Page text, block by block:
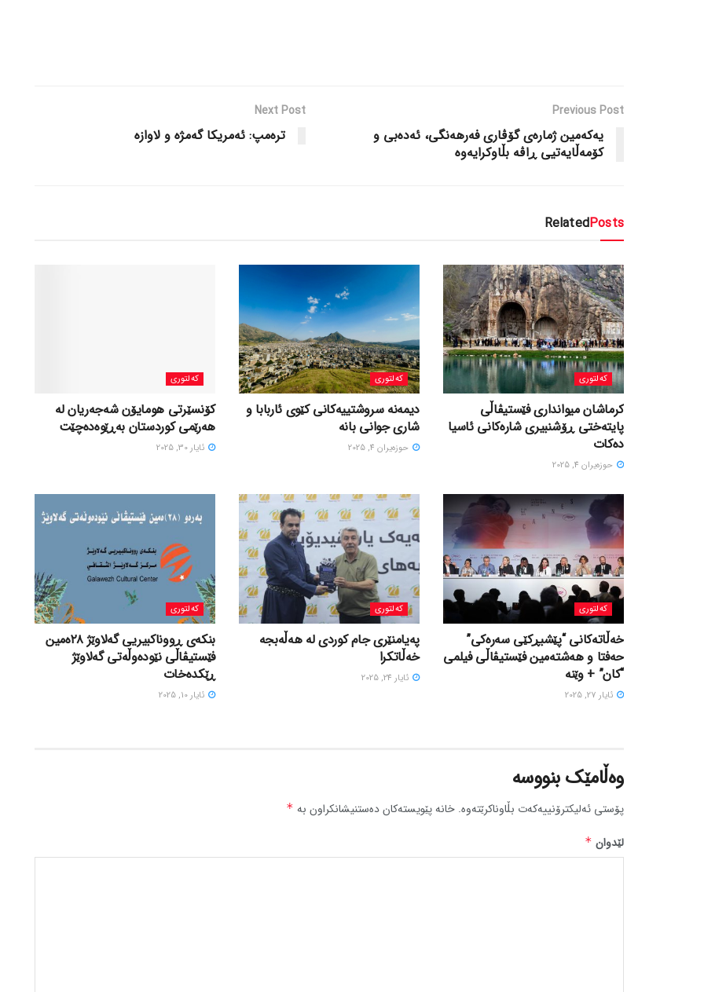
Previous Post
یەکەمین ژمارەی گۆڤاری فەرهەنگی، ئەدەبی و
کۆمەڵایەتیی ڕاڤە بڵاوکرایەوە
Next Post
ترەمپ: ئەمریکا گەمژە و لاوازە
RelatedPosts
کەلتوری
کرماشان میوانداری فێستیڤاڵی
پایتەختی ڕۆشنبیری شارەکانی ئاسیا
دەکات
حوزه‌یران 4, 2025
کەلتوری
‎دیمەنە سروشتییەكانی كێوی ئاربابا و
شاری جوانی بانە
حوزه‌یران 4, 2025
کەلتوری
کۆنسێرتی هومایۆن شەجەریان لە
هەرێمی کوردستان بەڕێوەدەچێت
ئایار 30, 2025
کەلتوری
خه‌ڵاته‌کانی “پێشبڕکێی سه‌ره‌کی”
حه‌فتا و هه‌شته‌مین فێستیڤاڵی فیلمی
“کان” + وێنە
ئایار 27, 2025
کەلتوری
پەیامنێری جام کوردی لە ھەڵەبجە
خەڵاتکرا
ئایار 24, 2025
کەلتوری
بنکەی ڕووناکبیریی گەلاوێژ ٢٨ەمین
فێستیڤاڵی نێودەوڵەتی گەلاوێژ
ڕێکدەخات
ئایار 10, 2025
وەڵامێک بنووسە
پۆستی ئەلیکترۆنییەکەت بڵاوناکرێتەوە. خانە پێویستەکان دەستنیشانکراون بە *
لێدوان *